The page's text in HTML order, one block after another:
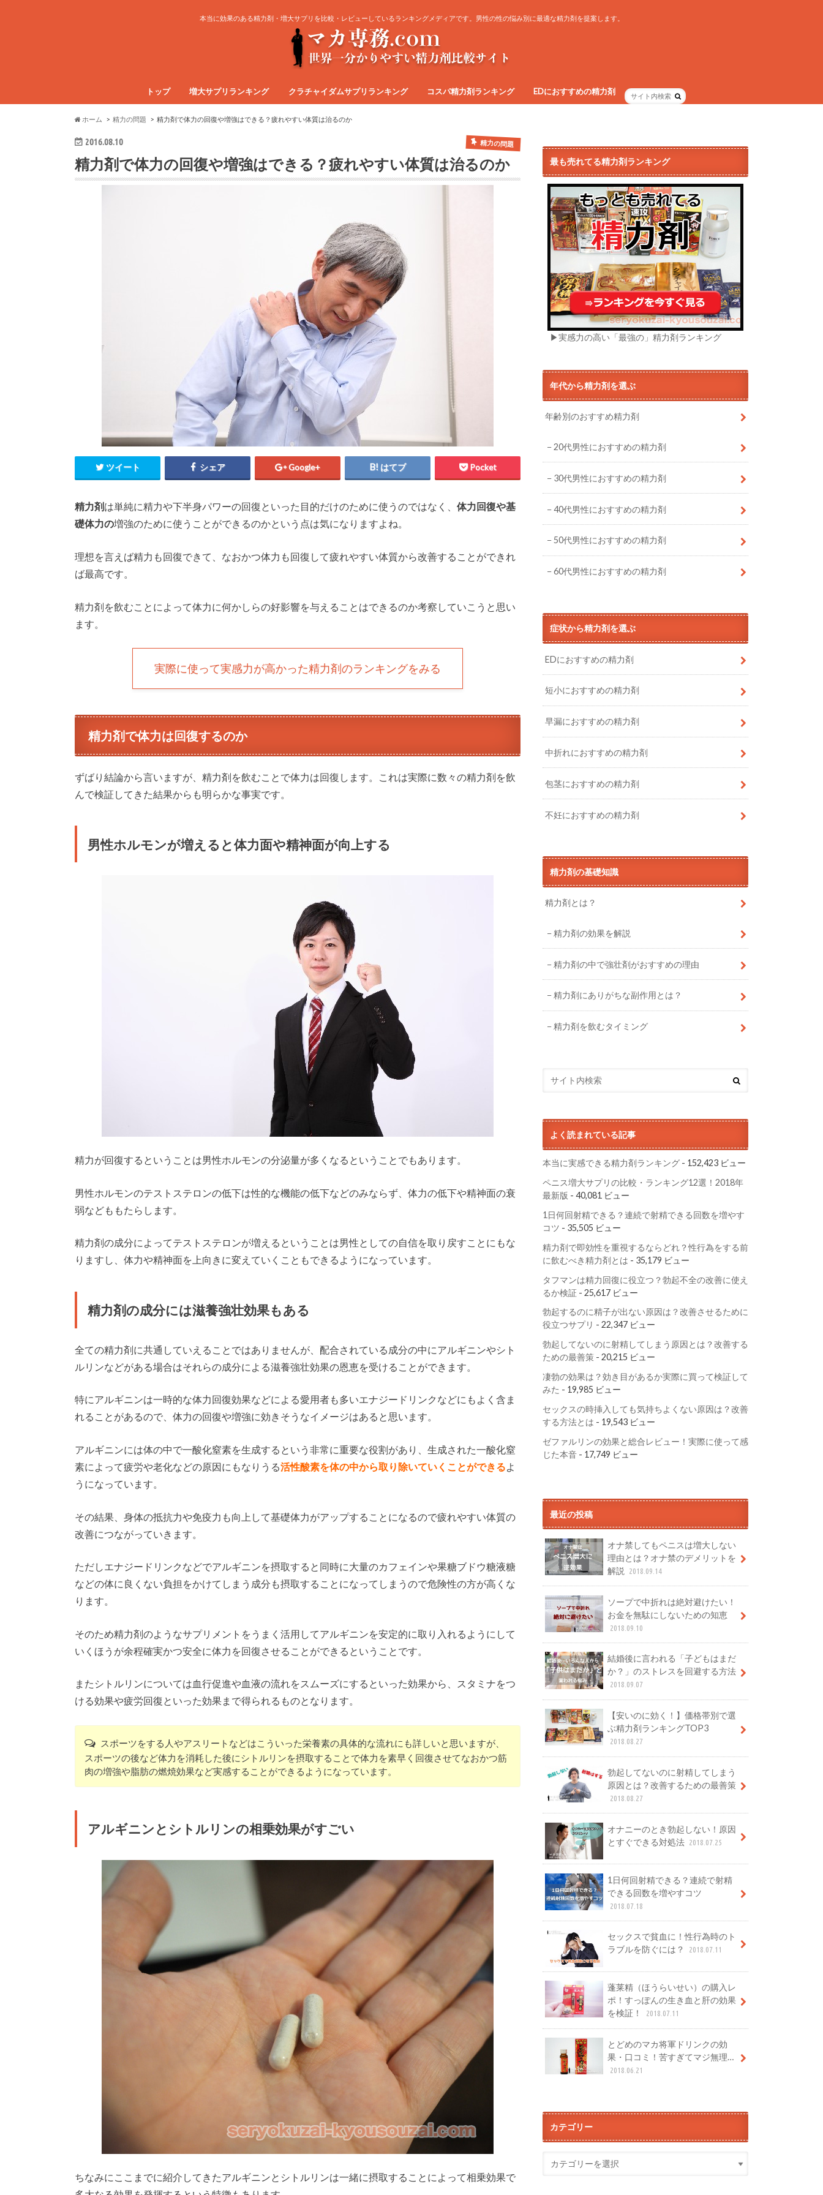
本当に効果のある精力剤・増大サプリを比較・レビューしているランキングメディアです。男性の性の悩み別に最適な精力剤を提案します。
トップ 増大サプリランキング クラチャイダムサプリランキング コスパ精力剤ランキング EDにおすすめの精力剤
ホーム 精力の問題 精力剤で体力の回復や増強はできる？疲れやすい体質は治るのか
2016.08.10 精力の問題
精力剤で体力の回復や増強はできる？疲れやすい体質は治るのか
ツイート シェア Google+ はてブ Pocket
精力剤 は単純に精力や下半身パワーの回復といった目的だけのために使うのではなく、 体力回復や基
礎体力の増強のために使うことができるのかという点は気になりますよね。
理想を言えば精力も回復できて、なおかつ体力も回復して疲れやすい体質から改善することができれ
ば最高です。
精力剤を飲むことによって体力に何かしらの好影響を与えることはできるのか考察していこうと思い
ます。
実際に使って実感力が高かった精力剤のランキングをみる
精力剤で体力は回復するのか
ずばり結論から言いますが、精力剤を飲むことで体力は回復します。これは実際に数々の精力剤を飲
んで検証してきた結果からも明らかな事実です。
男性ホルモンが増えると体力面や精神面が向上する
精力が回復するということは男性ホルモンの分泌量が多くなるということでもあります。
男性ホルモンのテストステロンの低下は性的な機能の低下などのみならず、体力の低下や精神面の衰
弱などももたらします。
精力剤の成分によってテストステロンが増えるということは男性としての自信を取り戻すことにもな
りますし、体力や精神面を上向きに変えていくこともできるようになっています。
精力剤の成分には滋養強壮効果もある
全ての精力剤に共通していえることではありませんが、配合されている成分の中にアルギニンやシト
ルリンなどがある場合はそれらの成分による滋養強壮効果の恩恵を受けることができます。
特にアルギニンは一時的な体力回復効果などによる愛用者も多いエナジードリンクなどにもよく含ま
れることがあるので、体力の回復や増強に効きそうなイメージはあると思います。
アルギニンには体の中で一酸化窒素を生成するという非常に重要な役割があり、生成された一酸化窒
素によって疲労や老化などの原因にもなりうる活性酸素を体の中から取り除いていくことができるよ
うになっています。
その結果、身体の抵抗力や免疫力も向上して基礎体力がアップすることになるので疲れやすい体質の
改善につながっていきます。
ただしエナジードリンクなどでアルギニンを摂取すると同時に大量のカフェインや果糖ブドウ糖液糖
などの体に良くない負担をかけてしまう成分も摂取することになってしまうので危険性の方が高くな
ります。
そのため精力剤のようなサプリメントをうまく活用してアルギニンを安定的に取り入れるようにして
いくほうが余程確実かつ安全に体力を回復させることができるということです。
またシトルリンについては血行促進や血液の流れをスムーズにするといった効果から、スタミナをつ
ける効果や疲労回復といった効果まで得られるものとなります。
スポーツをする人やアスリートなどはこういった栄養素の具体的な流れにも詳しいと思いますが、
スポーツの後など体力を消耗した後にシトルリンを摂取することで体力を素早く回復させてなおかつ筋
肉の増強や脂肪の燃焼効果など実感することができるようになっています。
アルギニンとシトルリンの相乗効果がすごい
ちなみにここまでに紹介してきたアルギニンとシトルリンは一緒に摂取することによって相乗効果で
最も売れてる精力剤ランキング
▶実感力の高い「最強の」精力剤ランキング
年代から精力剤を選ぶ
年齢別のおすすめ精力剤
20代男性におすすめの精力剤
30代男性におすすめの精力剤
40代男性におすすめの精力剤
50代男性におすすめの精力剤
60代男性におすすめの精力剤
症状から精力剤を選ぶ
EDにおすすめの精力剤
短小におすすめの精力剤
早漏におすすめの精力剤
中折れにおすすめの精力剤
包茎におすすめの精力剤
不妊におすすめの精力剤
精力剤の基礎知識
精力剤とは？
精力剤の効果を解説
精力剤の中で強壮剤がおすすめの理由
精力剤にありがちな副作用とは？
精力剤を飲むタイミング
よく読まれている記事
本当に実感できる精力剤ランキング - 152,423 ビュー
ペニス増大サプリの比較・ランキング12選！2018年
最新版 - 40,081 ビュー
1日何回射精できる？連続で射精できる回数を増やす
コツ - 35,505 ビュー
精力剤で即効性を重視するならどれ？性行為をする前
に飲むべき精力剤とは - 35,179 ビュー
タフマンは精力回復に役立つ？勃起不全の改善に使え
るか検証 - 25,617 ビュー
勃起するのに精子が出ない原因は？改善させるために
役立つサプリ - 22,347 ビュー
勃起してないのに射精してしまう原因とは？改善する
ための最善策 - 20,215 ビュー
凄勃の効果は？効き目があるか実際に買って検証して
みた - 19,985 ビュー
セックスの時挿入しても気持ちよくない原因は？改善
する方法とは - 19,543 ビュー
ゼファルリンの効果と総合レビュー！実際に使って感
じた本音 - 17,749 ビュー
最近の投稿
オナ禁してもペニスは増大しない
理由とは？オナ禁のデメリットを
解説
2018.09.14
ソープで中折れは絶対避けたい！
お金を無駄にしないための知恵
2018.09.10
結婚後に言われる「子どもはまだ
か？」のストレスを回避する方法
2018.09.07
【安いのに効く！】価格帯別で選
ぶ精力剤ランキングTOP3
2018.08.27
勃起してないのに射精してしまう
原因とは？改善するための最善策
2018.08.27
オナニーのとき勃起しない！原因
とすぐできる対処法 2018.07.25
1日何回射精できる？連続で射精
できる回数を増やすコツ
2018.07.18
セックスで貧血に！性行為時のト
ラブルを防ぐには？
2018.07.11
蓬莱精（ほうらいせい）の購入レ
ポ！すっぽんの生き血と肝の効果
を検証！
2018.07.11
とどめのマカ将軍ドリンクの効
果・口コミ！苦すぎてマジ無理…
2018.06.21
カテゴリー